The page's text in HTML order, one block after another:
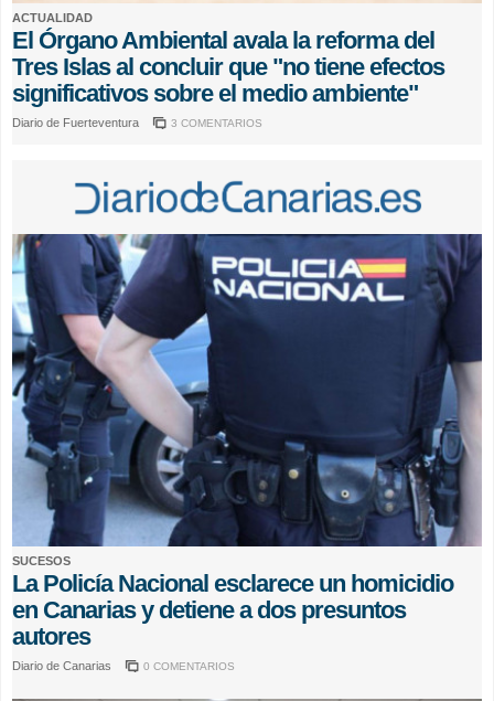
ACTUALIDAD
El Órgano Ambiental avala la reforma del
Tres Islas al concluir que "no tiene efectos
significativos sobre el medio ambiente"
Diario de Fuerteventura 3 COMENTARIOS
SUCESOS
La Policía Nacional esclarece un homicidio
en Canarias y detiene a dos presuntos
autores
Diario de Canarias 0 COMENTARIOS